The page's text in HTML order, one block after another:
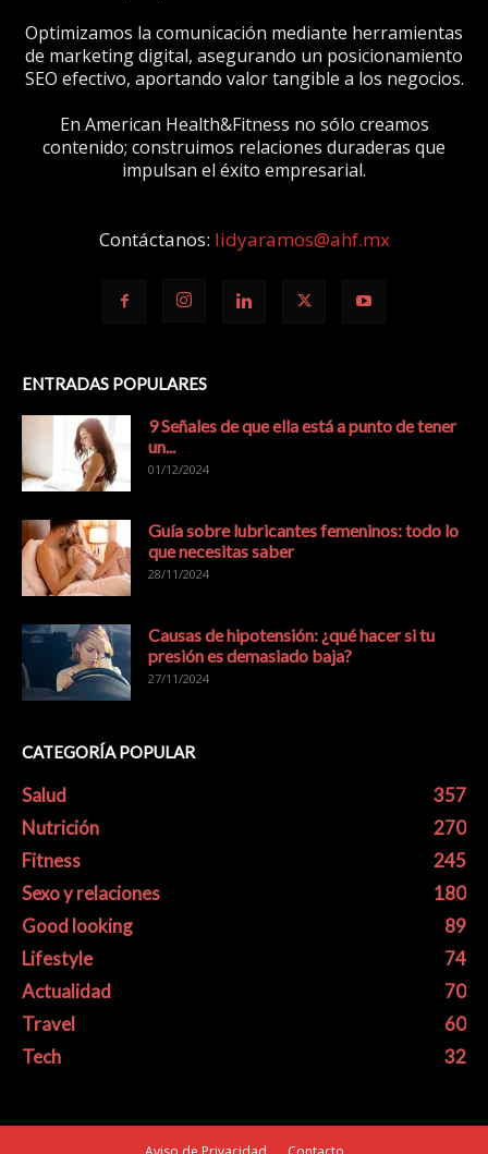
Optimizamos la comunicación mediante herramientas
de marketing digital, asegurando un posicionamiento
SEO efectivo, aportando valor tangible a los negocios.
En American Health&Fitness no sólo creamos
contenido; construimos relaciones duraderas que
impulsan el éxito empresarial.
Contáctanos: lidyaramos@ahf.mx
ENTRADAS POPULARES
9 Señales de que ella está a punto de tener
un...
01/12/2024
Guía sobre lubricantes femeninos: todo lo
que necesitas saber
28/11/2024
Causas de hipotensión: ¿qué hacer si tu
presión es demasiado baja?
27/11/2024
CATEGORÍA POPULAR
Salud
357
Nutrición
270
Fitness
245
Sexo y relaciones
180
Good looking
89
Lifestyle
74
Actualidad
70
Travel
60
Tech
32